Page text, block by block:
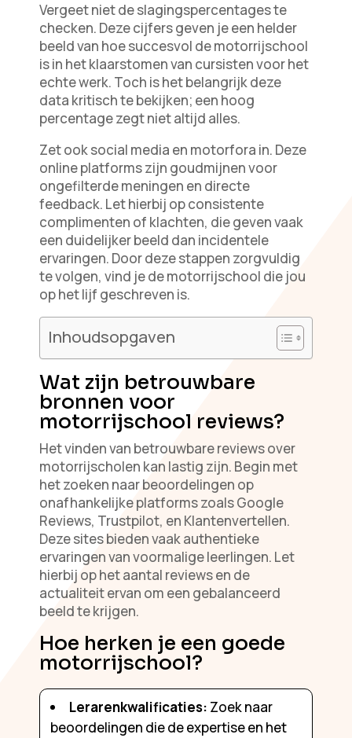
Vergeet niet de slagingspercentages te
checken. Deze cijfers geven je een helder
beeld van hoe succesvol de motorrijschool
is in het klaarstomen van cursisten voor het
echte werk. Toch is het belangrijk deze
data kritisch te bekijken; een hoog
percentage zegt niet altijd alles.
Zet ook social media en motorfora in. Deze
online platforms zijn goudmijnen voor
ongefilterde meningen en directe
feedback. Let hierbij op consistente
complimenten of klachten, die geven vaak
een duidelijker beeld dan incidentele
ervaringen. Door deze stappen zorgvuldig
te volgen, vind je de motorrijschool die jou
op het lijf geschreven is.
Inhoudsopgaven
Wat zijn betrouwbare
bronnen voor
motorrijschool reviews?
Het vinden van betrouwbare reviews over
motorrijscholen kan lastig zijn. Begin met
het zoeken naar beoordelingen op
onafhankelijke platforms zoals Google
Reviews, Trustpilot, en Klantenvertellen.
Deze sites bieden vaak authentieke
ervaringen van voormalige leerlingen. Let
hierbij op het aantal reviews en de
actualiteit ervan om een gebalanceerd
beeld te krijgen.
Hoe herken je een goede
motorrijschool?
Lerarenkwalificaties: Zoek naar
beoordelingen die de expertise en het